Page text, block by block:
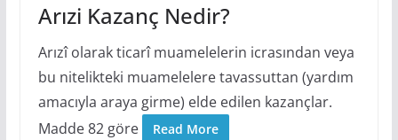
Arızi Kazanç Nedir?
Arızî olarak ticarî muamelelerin icrasından veya
bu nitelikteki muamelelere tavassuttan (yardım
amacıyla araya girme) elde edilen kazançlar.
Madde 82 göre
Read More